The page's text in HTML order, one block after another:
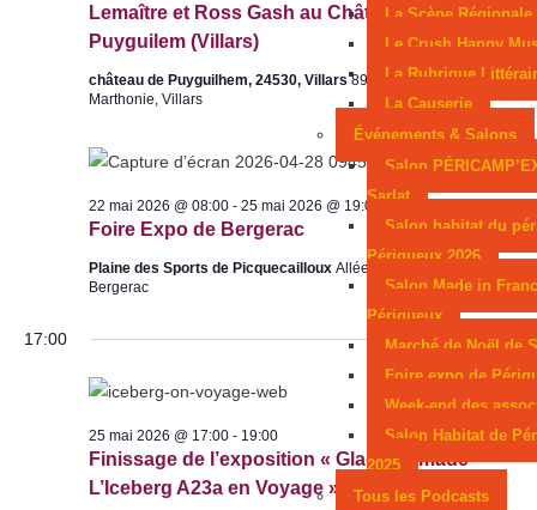
La Scène Régionale
Le Crush Happy
La Rubrique
La Causerie
Événements & Salons
Salon
Sarlat
Salon habitat du
Périgueux 2026
Salon Made in
Périgueux
Marché de Noël de
Foire expo de
Week-end des
Salon Habitat de
2025
Tous les Podcasts
o
n
s
a
t
i
o
n
s
è
n
e
m
e
n
t
Lemaître et Ross Gash au Château de
Puyguilem (Villars)
château de Puyguilhem, 24530, Villars891 rue Mondot de la
Marthonie, Villars
Foire Expo de Bergerac
22 mai 2026 @ 08:00- 25 mai 2026 @ 19:00
Plaine des Sports de Picquecailloux Allée Lucien Videau,
Bergerac
17:00
Finissage de l’exposition « Glace Nomade –
L’Iceberg A23a en Voyage »
25 mai 2026 @ 17:00- 19:00